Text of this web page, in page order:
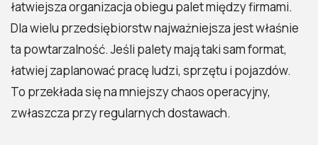
łatwiejsza organizacja obiegu palet między firmami.
Dla wielu przedsiębiorstw najważniejsza jest właśnie
ta powtarzalność. Jeśli palety mają taki sam format,
łatwiej zaplanować pracę ludzi, sprzętu i pojazdów.
To przekłada się na mniejszy chaos operacyjny,
zwłaszcza przy regularnych dostawach.